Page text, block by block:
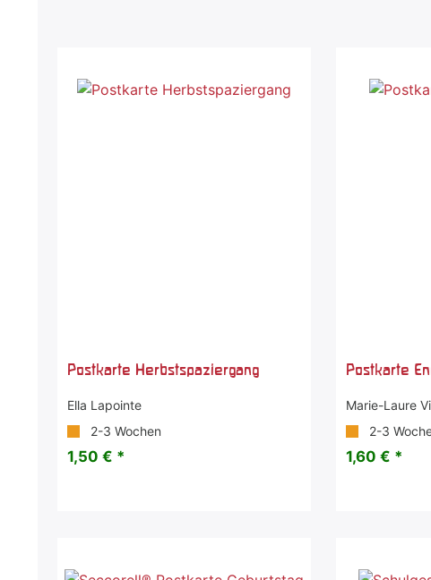
Postkarte Herbstspaziergang
Ella Lapointe
2-3 Wochen
1,50 € *
Postkarte
Marie-Laure
2-3
1,60 € *